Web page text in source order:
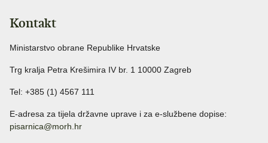
Kontakt
Ministarstvo obrane Republike Hrvatske
Trg kralja Petra Krešimira IV br. 1 10000 Zagreb
Tel: +385 (1) 4567 111
E-adresa za tijela državne uprave i za e-službene dopise:
pisarnica@morh.hr